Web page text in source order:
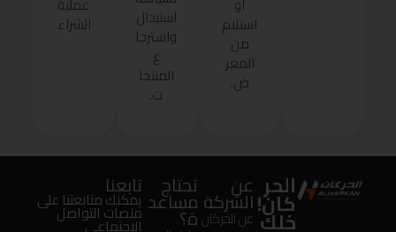
استلام
من
المعر
ض.
استبدال
واسترجا
ع
المنتجا
ت.
الشراء.
الحر
كان!
خلك
عن
الشركة
عن الحركان
تحتاج
مساعد
ة؟
تابعنا
يمكنك متابعتنا على
منصات التواصل
الإجتماعى